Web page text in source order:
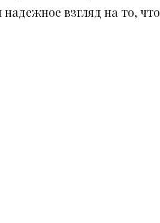
взгляд на то, что